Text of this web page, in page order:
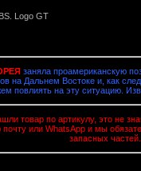
Logo GT
заняла проамериканскую
на Дальнем Востоке и, как
повлиять на эту ситуацию.
товар по артикулу, это не
или WhatsApp и мы
запасных частей.